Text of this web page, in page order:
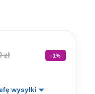
zł -1%
wysyłki